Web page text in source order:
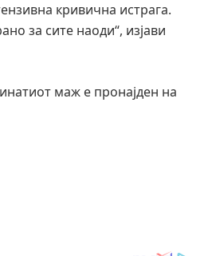
кривична истрага.
за сите наоди“, изјави
маж е пронајден на